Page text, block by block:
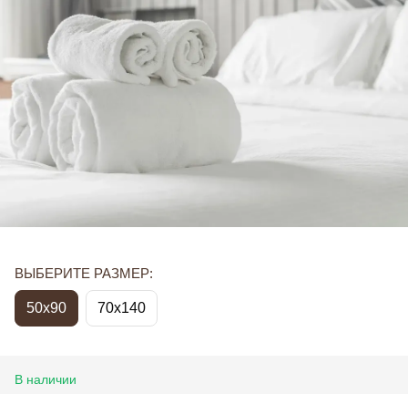
ВЫБЕРИТЕ РАЗМЕР:
50x90 70x140
В наличии